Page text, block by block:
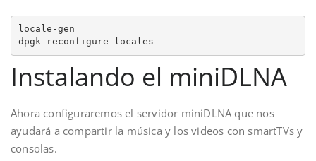
locale-gen
dpgk-reconfigure locales
Instalando el miniDLNA
Ahora configuraremos el servidor miniDLNA que nos
ayudará a compartir la música y los videos con smartTVs y
consolas.